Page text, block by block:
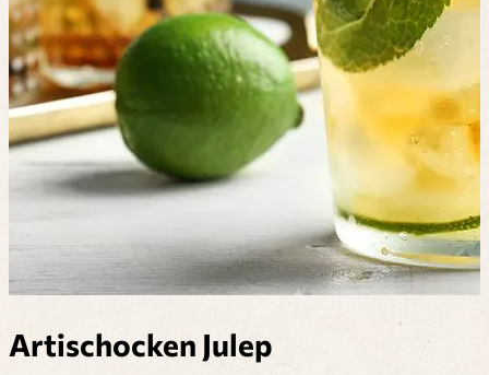
Artischocken Julep